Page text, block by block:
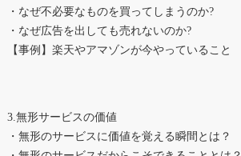
・なぜ不必要なものを買ってしまうのか?
・なぜ広告を出しても売れないのか?
【事例】楽天やアマゾンが今やっていること
3.無形サービスの価値
・無形のサービスに価値を覚える瞬間とは？